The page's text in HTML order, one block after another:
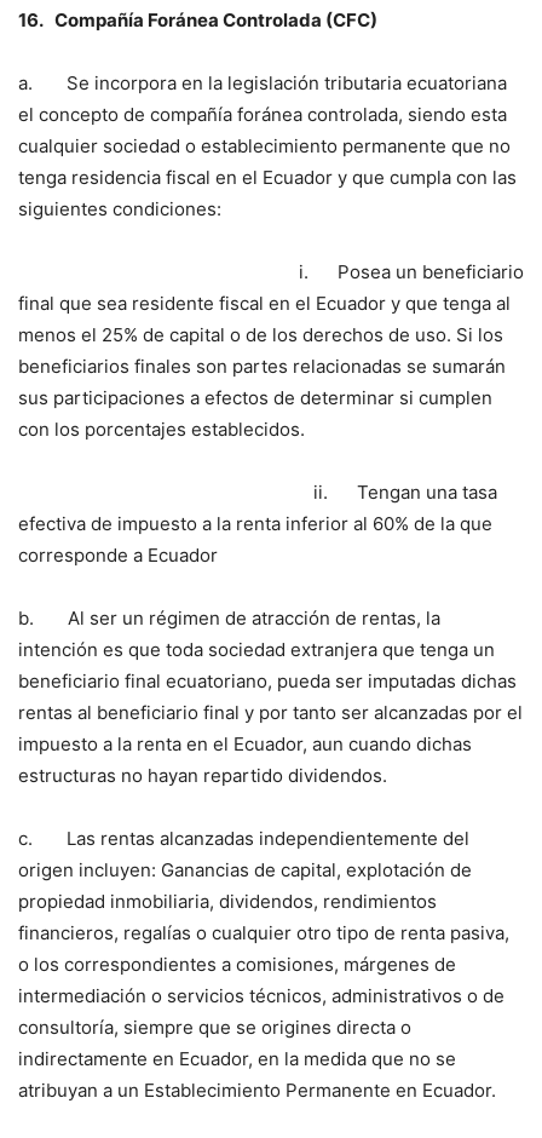
16. Compañía Foránea Controlada (CFC)
a. Se incorpora en la legislación tributaria ecuatoriana
el concepto de compañía foránea controlada, siendo esta
cualquier sociedad o establecimiento permanente que no
tenga residencia fiscal en el Ecuador y que cumpla con las
siguientes condiciones:
i. Posea un beneficiario
final que sea residente fiscal en el Ecuador y que tenga al
menos el 25% de capital o de los derechos de uso. Si los
beneficiarios finales son partes relacionadas se sumarán
sus participaciones a efectos de determinar si cumplen
con los porcentajes establecidos.
ii. Tengan una tasa
efectiva de impuesto a la renta inferior al 60% de la que
corresponde a Ecuador
b. Al ser un régimen de atracción de rentas, la
intención es que toda sociedad extranjera que tenga un
beneficiario final ecuatoriano, pueda ser imputadas dichas
rentas al beneficiario final y por tanto ser alcanzadas por el
impuesto a la renta en el Ecuador, aun cuando dichas
estructuras no hayan repartido dividendos.
c. Las rentas alcanzadas independientemente del
origen incluyen: Ganancias de capital, explotación de
propiedad inmobiliaria, dividendos, rendimientos
financieros, regalías o cualquier otro tipo de renta pasiva,
o los correspondientes a comisiones, márgenes de
intermediación o servicios técnicos, administrativos o de
consultoría, siempre que se origines directa o
indirectamente en Ecuador, en la medida que no se
atribuyan a un Establecimiento Permanente en Ecuador.